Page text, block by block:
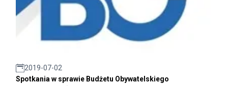
2019-07-02
Spotkania w sprawie Budżetu Obywatelskiego